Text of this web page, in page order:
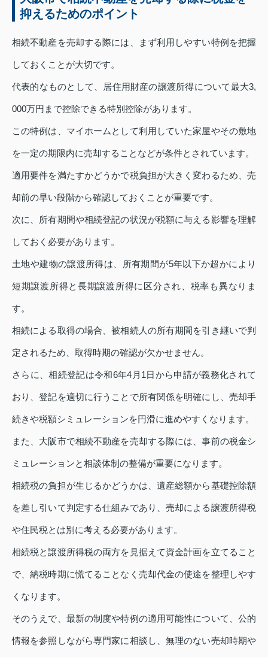
抑えるためのポイント
相続不動産を売却する際には、まず利用しやすい特例を把握
しておくことが大切です。
代表的なものとして、居住用財産の譲渡所得について最大3,
000万円まで控除できる特別控除があります。
この特例は、マイホームとして利用していた家屋やその敷地
を一定の期限内に売却することなどが条件とされています。
適用要件を満たすかどうかで税負担が大きく変わるため、売
却前の早い段階から確認しておくことが重要です。
次に、所有期間や相続登記の状況が税額に与える影響を理解
しておく必要があります。
土地や建物の譲渡所得は、所有期間が5年以下か超かにより
短期譲渡所得と長期譲渡所得に区分され、税率も異なりま
す。
相続による取得の場合、被相続人の所有期間を引き継いで判
定されるため、取得時期の確認が欠かせません。
さらに、相続登記は令和6年4月1日から申請が義務化されて
おり、登記を適切に行うことで所有関係を明確にし、売却手
続きや税額シミュレーションを円滑に進めやすくなります。
また、大阪市で相続不動産を売却する際には、事前の税金シ
ミュレーションと相談体制の整備が重要になります。
相続税の負担が生じるかどうかは、遺産総額から基礎控除額
を差し引いて判定する仕組みであり、売却による譲渡所得税
や住民税とは別に考える必要があります。
相続税と譲渡所得税の両方を見据えて資金計画を立てること
で、納税時期に慌てることなく売却代金の使途を整理しやす
くなります。
そのうえで、最新の制度や特例の適用可能性について、公的
情報を参照しながら専門家に相談し、無理のない売却時期や